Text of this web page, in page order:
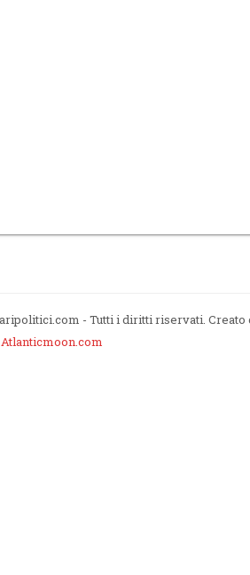
- Tutti i diritti riservati. Creato
Atlanticmoon.com